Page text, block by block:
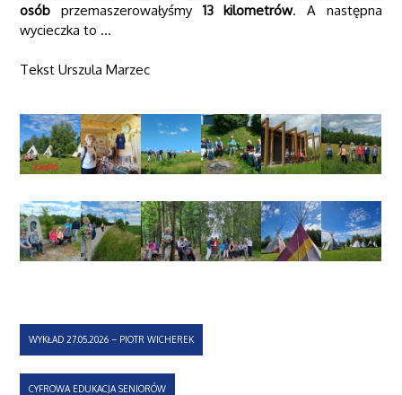
osóbprzemaszerowałyśmy 13 kilometrów. A następna
wycieczka to …
Tekst Urszula Marzec
Nawigacja
wpisu
WYKŁAD 27.05.2026 – PIOTR WICHEREK
CYFROWA EDUKACJA SENIORÓW